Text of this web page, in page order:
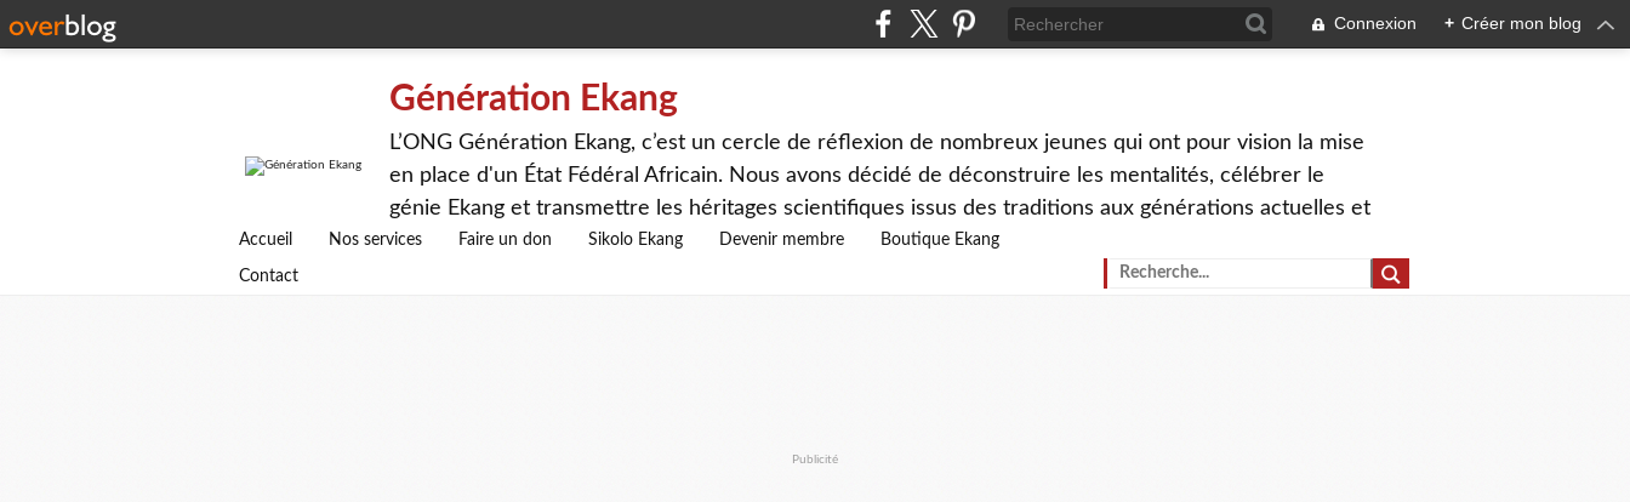
Connexion + Créer mon blog
Génération Ekang
L’ONG Génération Ekang, c’est un cercle de réflexion de nombreux jeunes qui ont pour vision la mise
en place d'un État Fédéral Africain. Nous avons décidé de déconstruire les mentalités, célébrer le
génie Ekang et transmettre les héritages scientifiques issus des traditions aux générations actuelles et
avenirs.
Accueil Nos services Faire un don Sikolo Ekang Devenir membre Boutique Ekang
Contact
Publicité